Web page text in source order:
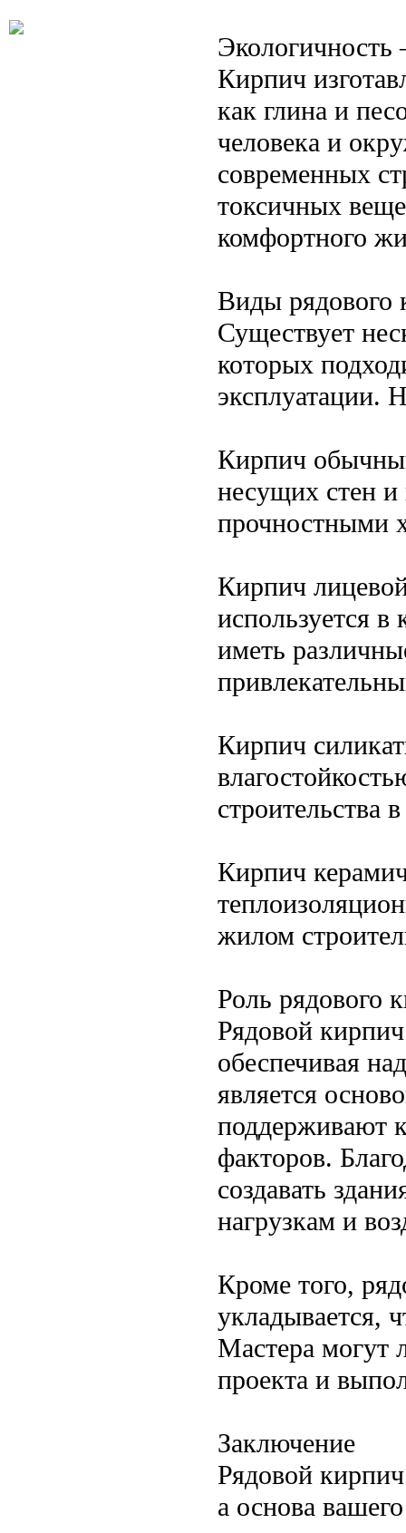
Кирпич
как глина и
человека и
современных
токсичных
комфортного
Виды рядового
Существует
которых
эксплуатации.
Кирпич
несущих стен
прочностными
Кирпич
используется в
иметь
Кирпич
строительства
Кирпич
жилом
Роль рядового
Рядовой
обеспечивая
является
поддерживают
факторов.
создавать
нагрузкам и
Кроме того,
укладывается,
Мастера могут
проекта и
Заключение
Рядовой
а основа